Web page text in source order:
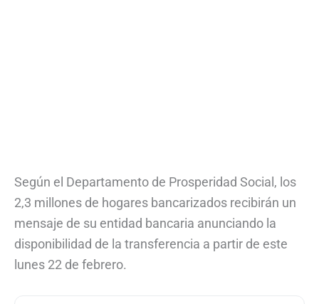
Según el Departamento de Prosperidad Social, los
2,3 millones de hogares bancarizados recibirán un
mensaje de su entidad bancaria anunciando la
disponibilidad de la transferencia a partir de este
lunes 22 de febrero.